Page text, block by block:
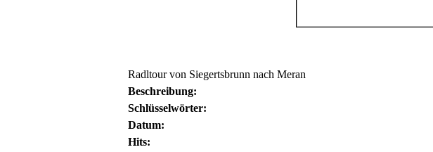
Radltour von Siegertsbrunn nach Meran
Beschreibung:
Schlüsselwörter:
Datum:
Hits: